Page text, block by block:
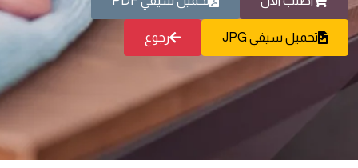
تحميل سيفي JPG رجوع